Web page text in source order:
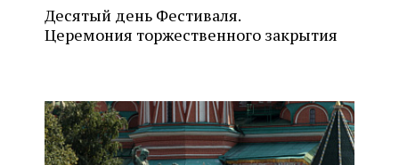
Десятый день Фестиваля.
Церемония торжественного закрытия